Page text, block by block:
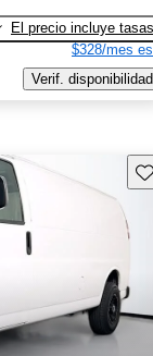
El precio incluye tasas
$328/mes
Verif. disponibilidad